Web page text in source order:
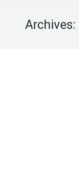
Archives: